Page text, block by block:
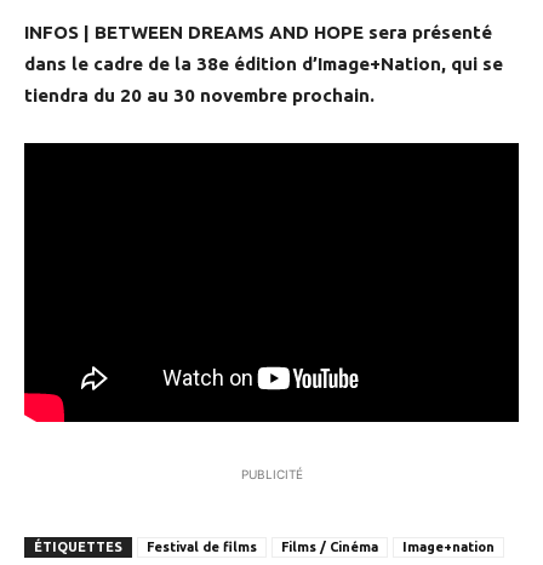
INFOS | BETWEEN DREAMS AND HOPE sera présenté
dans le cadre de la 38e édition d’Image+Nation, qui se
tiendra du 20 au 30 novembre prochain.
PUBLICITÉ
ÉTIQUETTES Festival de films Films / Cinéma Image+nation